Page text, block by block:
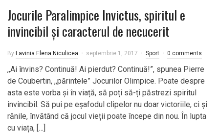
Jocurile Paralimpice Invictus, spiritul e
invincibil și caracterul de necucerit
By Lavinia Elena Niculicea septembrie 1, 2017 Sport 0 comments
,,Ai învins? Continuă! Ai pierdut? Continuă!”, spunea Pierre
de Coubertin, ,,părintele” Jocurilor Olimpice. Poate despre
asta este vorba și în viață, să poți să-ți păstrezi spiritul
invincibil. Să pui pe eșafodul clipelor nu doar victoriile, ci și
rănile, învătând că jocul vieții poate începe din nou. În lupta
cu viața, […]